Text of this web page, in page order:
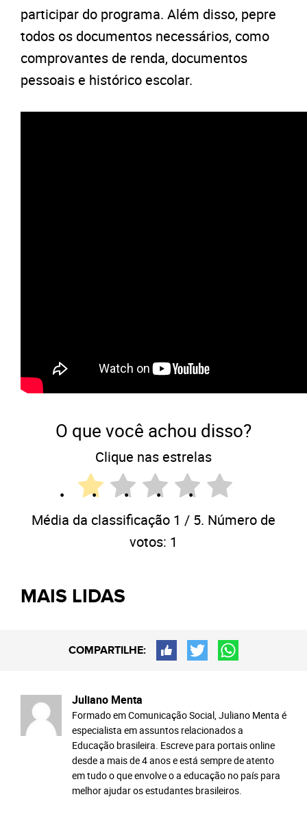
participar do programa. Além disso, pepre
todos os documentos necessários, como
comprovantes de renda, documentos
pessoais e histórico escolar.
O que você achou disso?
Clique nas estrelas
Média da classificação 1 / 5. Número de
votos: 1
MAIS LIDAS
COMPARTILHE:
Juliano Menta
Formado em Comunicação Social, Juliano Menta é
especialista em assuntos relacionados a
Educação brasileira. Escreve para portais online
desde a mais de 4 anos e está sempre de atento
em tudo o que envolve o a educação no país para
melhor ajudar os estudantes brasileiros.